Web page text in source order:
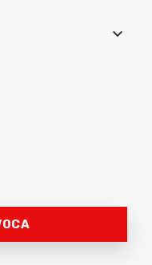
keyboard_arrow_down